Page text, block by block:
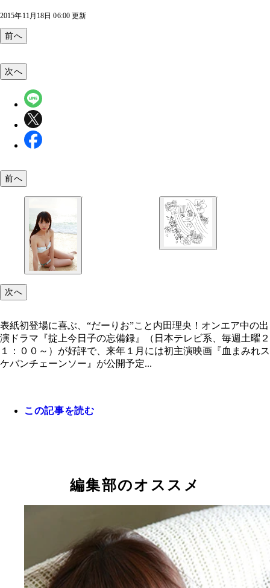
2015年11月18日 06:00 更新
前へ
マンガやイラストを描くのが趣味という“だーりお
今回のグラビア撮影の思い出をイラストに描いて
ました。本人のキャラが出て、かなりチャーミン
次へ
前へ
次へ
表紙初登場に喜ぶ、“だーりお”こと内田理央！オンエア中の出
演ドラマ『掟上今日子の忘備録』（日本テレビ系、毎週土曜２
１：００～）が好評で、来年１月には初主演映画『血まみれス
ケバンチェーンソー』が公開予定...
この記事を読む
編集部のオススメ